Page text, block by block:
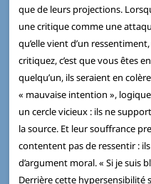
que de leurs projections.
une critique comme une
qu’elle vient d’un
critiquez, c’est que vous êtes
quelqu’un, ils seraient en
« mauvaise intention »,
un cercle vicieux : ils ne
la source. Et leur souffrance
contentent pas de ressentir :
d’argument moral. « Si je suis
Derrière cette hypersensibilité